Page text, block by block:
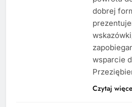
dobrej
wsparcie
Czytaj